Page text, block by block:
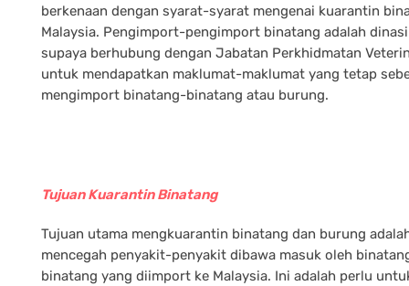
berkenaan dengan syarat-syarat mengenai kuarantin
Malaysia. Pengimport-pengimport binatang adalah
supaya berhubung dengan Jabatan Perkhidmatan
untuk mendapatkan maklumat-maklumat yang tetap
mengimport binatang-binatang atau burung.
Tujuan Kuarantin Binatang
Tujuan utama mengkuarantin binatang dan burung
mencegah penyakit-penyakit dibawa masuk oleh
binatang yang diimport ke Malaysia. Ini adalah perlu